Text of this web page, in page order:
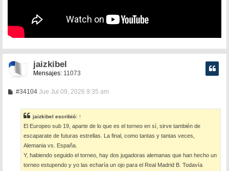
jaizkibel
Mensajes: 11073
#34104M
a
j
e
Jue Jul 09, 2026 9:35 am
jaizkibel escribió: ↑
El Europeo sub 19, aparte de lo que es el torneo en sí, sirve también de
escaparate de futuras estrellas. La final, como tantas y tantas veces,
Alemania vs. España.
Y, habiendo seguido el torneo, hay dos jugadoras alemanas que han hecho un
torneo estupendo y yo las echaría un ojo para el Real Madrid B. Todavía